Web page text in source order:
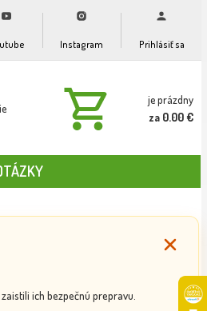
Instagram Prihlásiť sa
je prázdny
za 0.00 €
ich bezpečnú prepravu.